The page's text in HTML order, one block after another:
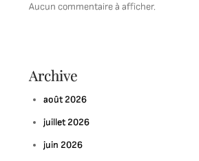
Aucun commentaire à afficher.
Archive
août 2026
juillet 2026
juin 2026